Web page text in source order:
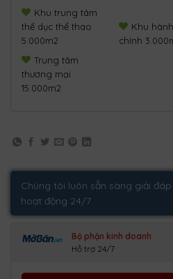
Chúng tôi luôn sẵn sàng giải
hoạt động 24/7
Bộ phận kinh doanh
Hỗ trợ 24/7
Khu trung tâm
thể dục thể thao
5.000m2
Khu hành
chính
Trung tâm
thương mại
15.000m2